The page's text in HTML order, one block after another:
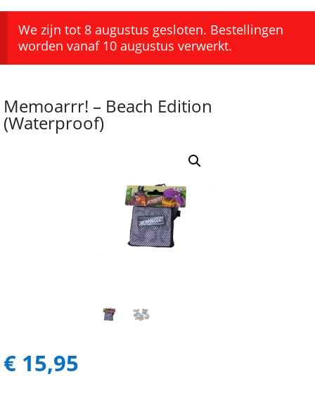
We zijn tot 8 augustus gesloten. Bestellingen
worden vanaf 10 augustus verwerkt.
Memoarrr! – Beach Edition
(Waterproof)
€ 15,95